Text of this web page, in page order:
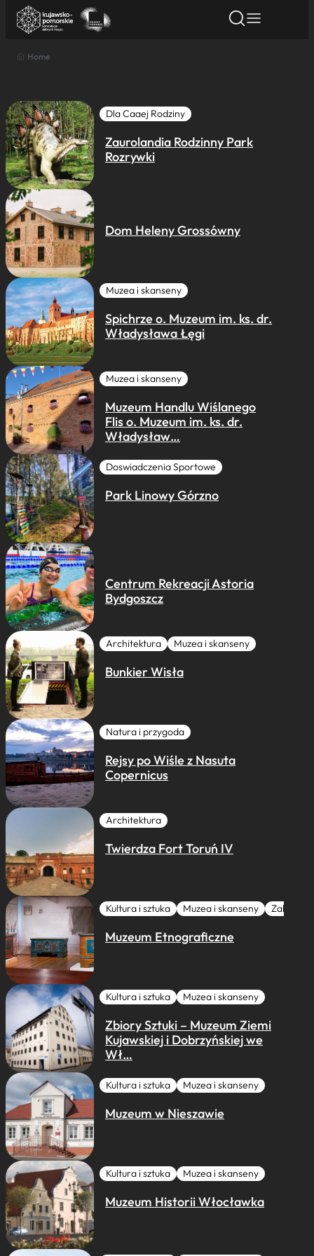
Nazwa atrakcji
Miasto
Kategoria
Home
Dla Caaej Rodziny
Zaurolandia Rodzinny Park
Rozrywki
Dom Heleny Grossówny
Muzea i skanseny
Spichrze o. Muzeum im. ks. dr.
Władysława Łęgi
Muzea i skanseny
Muzeum Handlu Wiślanego
Flis o. Muzeum im. ks. dr.
Władysław…
Doswiadczenia Sportowe
Park Linowy Górzno
Centrum Rekreacji Astoria
Bydgoszcz
Architektura Muzea i skanseny
Bunkier Wisła
Natura i przygoda
Rejsy po Wiśle z Nasuta
Copernicus
Architektura
Twierdza Fort Toruń IV
Kultura i sztuka Muzea i skanseny Zabytki I
Muzeum Etnograficzne
Kultura i sztuka Muzea i skanseny
Zbiory Sztuki – Muzeum Ziemi
Kujawskiej i Dobrzyńskiej we
Wł…
Kultura i sztuka Muzea i skanseny
Muzeum w Nieszawie
Kultura i sztuka Muzea i skanseny
Muzeum Historii Włocławka